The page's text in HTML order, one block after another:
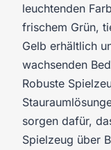
leuchtenden
frischem Grün,
Gelb erhältlich
wachsenden
Robuste
sorgen dafür,
Spielzeug über